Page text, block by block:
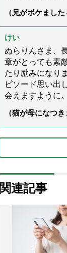
（兄がボケまし
けい
ぬらりんさま、
章がとっても素
たり励みになり
ピソード思い出
会えますように
（猫が母になつ
関連記事